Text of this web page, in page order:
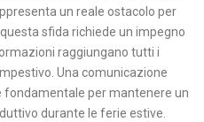
un reale ostacolo per
sfida richiede un impegno
raggiungano tutti i
Una comunicazione
per mantenere un
durante le ferie estive.